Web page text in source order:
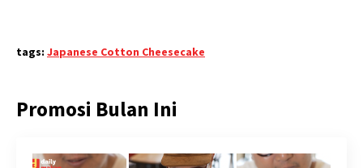
tags: Japanese Cotton Cheesecake
Promosi Bulan Ini